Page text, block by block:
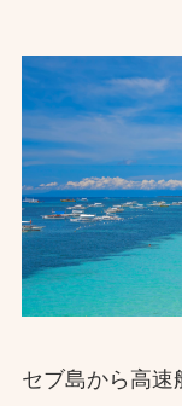
セブ島から高速